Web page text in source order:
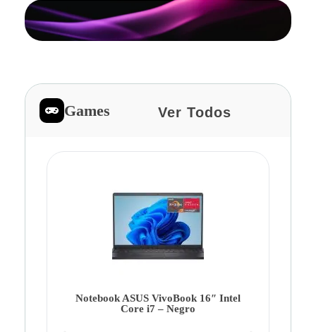
Games Ver Todos
Notebook ASUS VivoBook 16″ Intel
Core i7 – Negro